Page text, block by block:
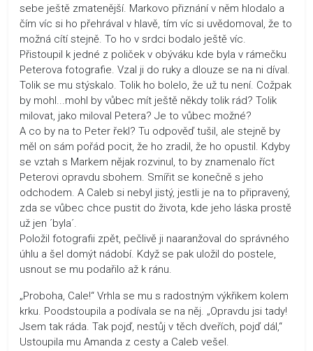
sebe ještě zmatenější. Markovo přiznání v něm hlodalo a
čím víc si ho přehrával v hlavě, tím víc si uvědomoval, že to
možná cítí stejně. To ho v srdci bodalo ještě víc.
Přistoupil k jedné z poliček v obýváku kde byla v rámečku
Peterova fotografie. Vzal ji do ruky a dlouze se na ni díval.
Tolik se mu stýskalo. Tolik ho bolelo, že už tu není. Cožpak
by mohl...mohl by vůbec mít ještě někdy tolik rád? Tolik
milovat, jako miloval Petera? Je to vůbec možné?
A co by na to Peter řekl? Tu odpověď tušil, ale stejně by
měl on sám pořád pocit, že ho zradil, že ho opustil. Kdyby
se vztah s Markem nějak rozvinul, to by znamenalo říct
Peterovi opravdu sbohem. Smířit se konečně s jeho
odchodem. A Caleb si nebyl jistý, jestli je na to připravený,
zda se vůbec chce pustit do života, kde jeho láska prostě
už jen ´byla´.
Položil fotografii zpět, pečlivě ji naaranžoval do správného
úhlu a šel domýt nádobí. Když se pak uložil do postele,
usnout se mu podařilo až k ránu.
„Proboha, Cale!“ Vrhla se mu s radostným výkřikem kolem
krku. Poodstoupila a podívala se na něj. „Opravdu jsi tady!
Jsem tak ráda. Tak pojď, nestůj v těch dveřích, pojď dál,“
Ustoupila mu Amanda z cesty a Caleb vešel.